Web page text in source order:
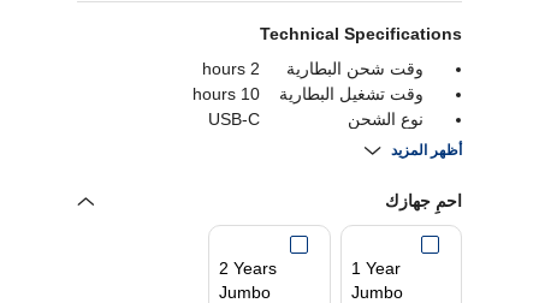
Technical Specifications
وقت شحن البطارية
2 hours
وقت تشغيل البطارية
10 hours
نوع الشحن
USB-C
وقت تشغيل البطارية
ضمان
أظهر المزيد
احمِ جهازك
1 Year
Jumbo
2 Years
Jumbo